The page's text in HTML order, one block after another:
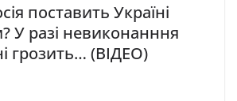
поставить Україні
У разі невиконанння
грозить… (ВІДЕО)